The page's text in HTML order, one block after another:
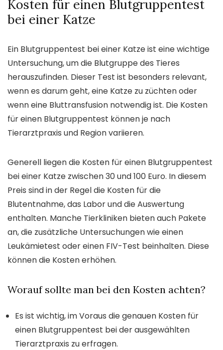
Kosten für einen Blutgruppentest
bei einer Katze
Ein Blutgruppentest bei einer Katze ist eine wichtige
Untersuchung, um die Blutgruppe des Tieres
herauszufinden. Dieser Test ist besonders relevant,
wenn es darum geht, eine Katze zu züchten oder
wenn eine Bluttransfusion notwendig ist. Die Kosten
für einen Blutgruppentest können je nach
Tierarztpraxis und Region variieren.
Generell liegen die Kosten für einen Blutgruppentest
bei einer Katze zwischen 30 und 100 Euro. In diesem
Preis sind in der Regel die Kosten für die
Blutentnahme, das Labor und die Auswertung
enthalten. Manche Tierkliniken bieten auch Pakete
an, die zusätzliche Untersuchungen wie einen
Leukämietest oder einen FIV-Test beinhalten. Diese
können die Kosten erhöhen.
Worauf sollte man bei den Kosten achten?
Es ist wichtig, im Voraus die genauen Kosten für
einen Blutgruppentest bei der ausgewählten
Tierarztpraxis zu erfragen.